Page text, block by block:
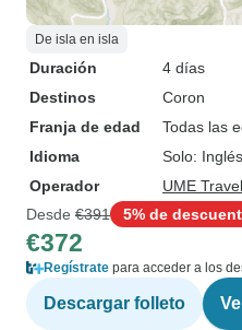
De isla en isla
Duración
4 días
Destinos
Coron
Franja de edad
Todas las
Idioma
Solo: Inglés
Operador
UME
Desde €391 5% de
€372
Regístrate para acceder a los
Descargar folleto